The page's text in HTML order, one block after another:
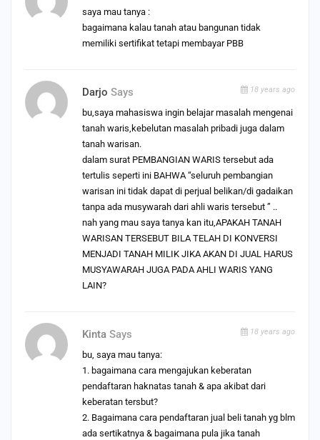
saya mau tanya :
bagaimana kalau tanah atau bangunan tidak
memiliki sertifikat tetapi membayar PBB
Darjo Says 18 years ago
bu,saya mahasiswa ingin belajar masalah mengenai
tanah waris,kebelutan masalah pribadi juga dalam
tanah warisan.
dalam surat PEMBANGIAN WARIS tersebut ada
tertulis seperti ini BAHWA “seluruh pembangian
warisan ini tidak dapat di perjual belikan/di gadaikan
tanpa ada musywarah dari ahli waris tersebut ” ..
nah yang mau saya tanya kan itu,APAKAH TANAH
WARISAN TERSEBUT BILA TELAH DI KONVERSI
MENJADI TANAH MILIK JIKA AKAN DI JUAL HARUS
MUSYAWARAH JUGA PADA AHLI WARIS YANG
LAIN?
Kinta Says 18 years ago
bu, saya mau tanya:
1. bagaimana cara mengajukan keberatan
pendaftaran haknatas tanah & apa akibat dari
keberatan tersbut?
2. Bagaimana cara pendaftaran jual beli tanah yg blm
ada sertikatnya & bagaimana pula jika tanah